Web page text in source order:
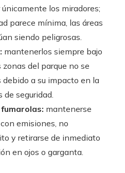
los miradores;
parece mínima, las áreas
siendo peligrosas.
mantenerlos siempre bajo
del parque no se
a su impacto en la
seguridad.
mantenerse
emisiones, no
y retirarse de inmediato
en ojos o garganta.